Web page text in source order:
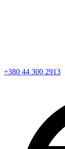
+380 44 300 2913